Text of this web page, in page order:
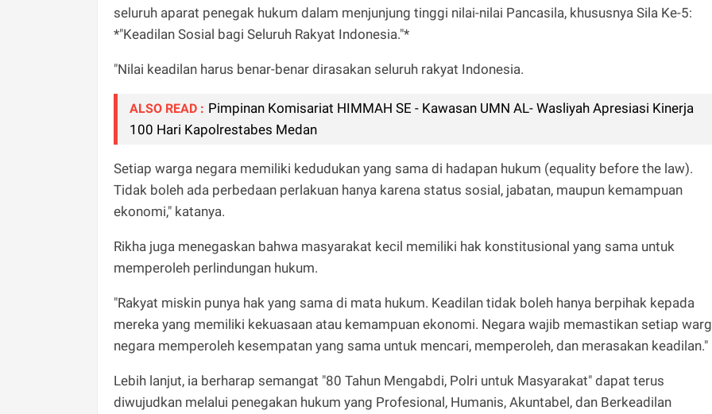
seluruh aparat penegak hukum dalam menjunjung tinggi nilai-nilai Pancasila, khususnya Sila Ke-5:
*"Keadilan Sosial bagi Seluruh Rakyat Indonesia."*
"Nilai keadilan harus benar-benar dirasakan seluruh rakyat Indonesia.
ALSO READ : Pimpinan Komisariat HIMMAH SE - Kawasan UMN AL- Wasliyah Apresiasi Kinerja
100 Hari Kapolrestabes Medan
Setiap warga negara memiliki kedudukan yang sama di hadapan hukum (equality before the law).
Tidak boleh ada perbedaan perlakuan hanya karena status sosial, jabatan, maupun kemampuan
ekonomi," katanya.
Rikha juga menegaskan bahwa masyarakat kecil memiliki hak konstitusional yang sama untuk
memperoleh perlindungan hukum.
"Rakyat miskin punya hak yang sama di mata hukum. Keadilan tidak boleh hanya berpihak kepada
mereka yang memiliki kekuasaan atau kemampuan ekonomi. Negara wajib memastikan setiap
negara memperoleh kesempatan yang sama untuk mencari, memperoleh, dan merasakan keadilan."
Lebih lanjut, ia berharap semangat "80 Tahun Mengabdi, Polri untuk Masyarakat" dapat terus
diwujudkan melalui penegakan hukum yang Profesional, Humanis, Akuntabel, dan Berkeadilan